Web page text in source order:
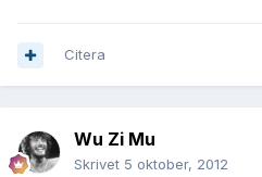
Citera
Wu Zi Mu
Skrivet 5 oktober, 2012